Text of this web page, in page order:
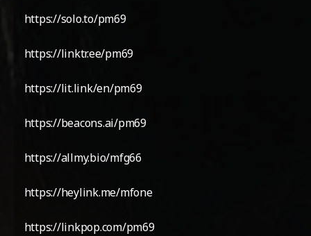
https://solo.to/pm69
https://linktr.ee/pm69
https://lit.link/en/pm69
https://beacons.ai/pm69
https://allmy.bio/mfg66
https://heylink.me/mfone
https://linkpop.com/pm69